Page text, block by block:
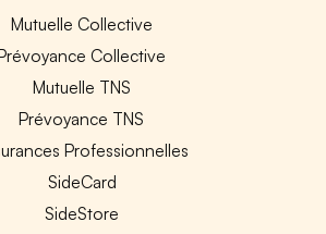
Mutuelle Collective
Collective
Mutuelle TNS
Prévoyance TNS
Professionnelles
SideCard
SideStore